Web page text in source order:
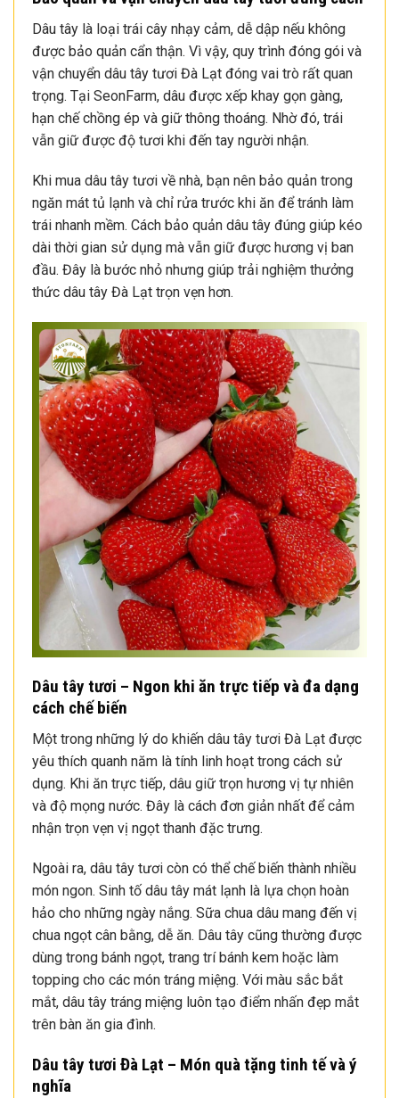
Dâu tây là loại trái cây nhạy cảm, dễ dập nếu không
được bảo quản cẩn thận. Vì vậy, quy trình đóng gói và
vận chuyển dâu tây tươi Đà Lạt đóng vai trò rất quan
trọng. Tại SeonFarm, dâu được xếp khay gọn gàng,
hạn chế chồng ép và giữ thông thoáng. Nhờ đó, trái
vẫn giữ được độ tươi khi đến tay người nhận.
Khi mua dâu tây tươi về nhà, bạn nên bảo quản trong
ngăn mát tủ lạnh và chỉ rửa trước khi ăn để tránh làm
trái nhanh mềm. Cách bảo quản dâu tây đúng giúp kéo
dài thời gian sử dụng mà vẫn giữ được hương vị ban
đầu. Đây là bước nhỏ nhưng giúp trải nghiệm thưởng
thức dâu tây Đà Lạt trọn vẹn hơn.
Dâu tây tươi – Ngon khi ăn trực tiếp và đa dạng
cách chế biến
Một trong những lý do khiến dâu tây tươi Đà Lạt được
yêu thích quanh năm là tính linh hoạt trong cách sử
dụng. Khi ăn trực tiếp, dâu giữ trọn hương vị tự nhiên
và độ mọng nước. Đây là cách đơn giản nhất để cảm
nhận trọn vẹn vị ngọt thanh đặc trưng.
Ngoài ra, dâu tây tươi còn có thể chế biến thành nhiều
món ngon. Sinh tố dâu tây mát lạnh là lựa chọn hoàn
hảo cho những ngày nắng. Sữa chua dâu mang đến vị
chua ngọt cân bằng, dễ ăn. Dâu tây cũng thường được
dùng trong bánh ngọt, trang trí bánh kem hoặc làm
topping cho các món tráng miệng. Với màu sắc bắt
mắt, dâu tây tráng miệng luôn tạo điểm nhấn đẹp mắt
trên bàn ăn gia đình.
Dâu tây tươi Đà Lạt – Món quà tặng tinh tế và ý
nghĩa